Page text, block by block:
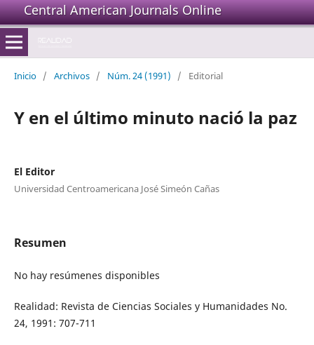
Central American Journals Online
Inicio / Archivos / Núm. 24 (1991) / Editorial
Y en el último minuto nació la paz
El Editor
Universidad Centroamericana José Simeón Cañas
Resumen
No hay resúmenes disponibles
Realidad: Revista de Ciencias Sociales y Humanidades No.
24, 1991: 707-711